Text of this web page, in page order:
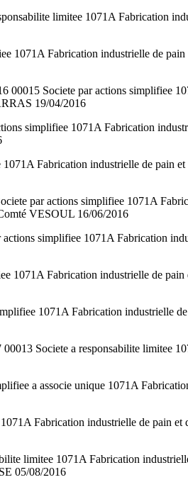
limitee 1071A Fabrication
1071A Fabrication industrielle de
Societe par actions simplifiee
19/04/2016
simplifiee 1071A Fabrication
Fabrication industrielle de
par actions simplifiee 1071A
VESOUL 16/06/2016
simplifiee 1071A Fabrication
1071A Fabrication industrielle de
1071A Fabrication industrielle
Societe a responsabilite limitee
a associe unique 1071A
Fabrication industrielle de
limitee 1071A Fabrication
05/08/2016